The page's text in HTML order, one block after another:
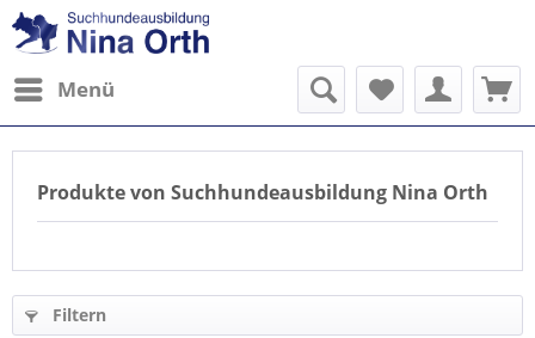
Menü
Produkte von Suchhundeausbildung Nina Orth
Filtern